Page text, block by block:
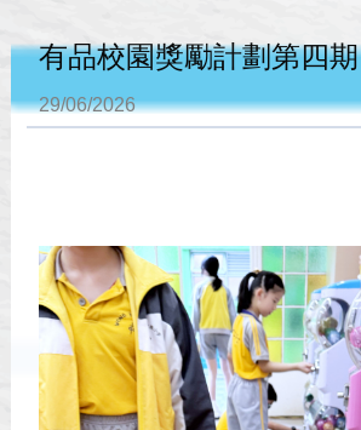
有品校園獎勵計劃第四期
29/06/2026